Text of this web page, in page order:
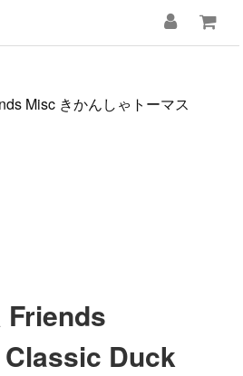
Misc きかんしゃトーマス
Friends
Duck